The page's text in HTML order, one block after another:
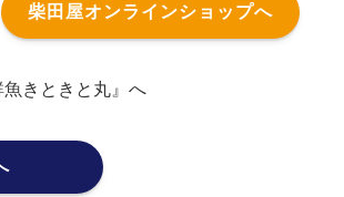
柴田屋オンラインショップへ
きときと丸』へ